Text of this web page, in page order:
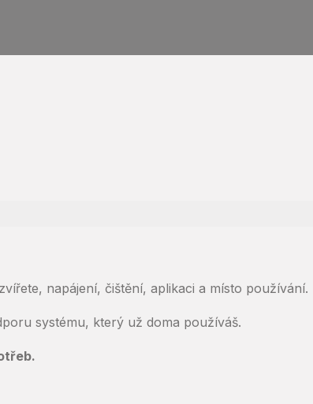
napájení, čištění, aplikaci a místo používání.
systému, který už doma používáš.